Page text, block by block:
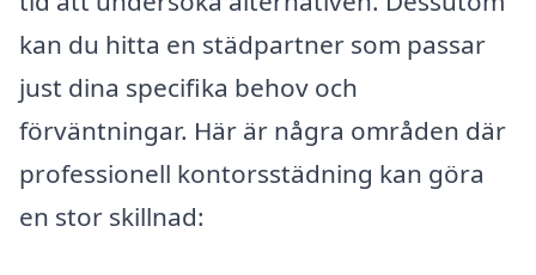
kan du hitta en städpartner som passar
just dina specifika behov och
förväntningar. Här är några områden där
professionell kontorsstädning kan göra
en stor skillnad: